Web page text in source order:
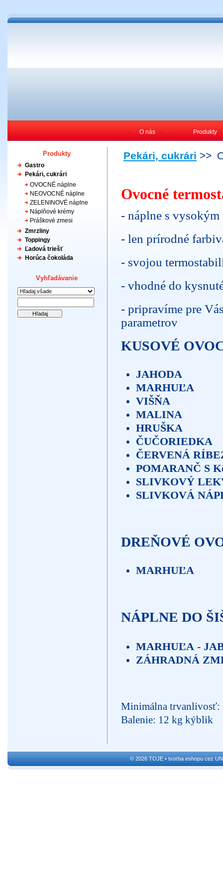
O nás Produkty
Produkty
Gastro
Pekári, cukrári
OVOCNÉ náplne
NEOVOCNÉ náplne
ZELENINOVÉ náplne
Náplňové krémy
Práškové zmesi
Zmrzliny
Toppingy
Ľadová triešť
Horúca čokoláda
Vyhľadávanie
Pekári, cukrári >>
Ovocné
- náplne s
- len prírodné
- svojou
- vhodné do
- pripravíme pre
parametrov
KUSOVÉ
JAHODA
MARHUĽA
VIŠŇA
MALINA
HRUŠKA
ČUČORIEDKA
ČERVENÁ
POMARANČ S
SLIVKOVÝ
SLIVKOVÁ
DREŇOVÉ
MARHUĽA
NÁPLNE DO
MARHUĽA -
ZÁHRADNÁ
Minimálna trvanlivosť:
Balenie: 12 kg kýblik
© 2026 TOJE • tvorba eshopu cez